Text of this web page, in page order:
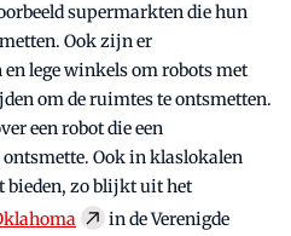
supermarkten die hun
Ook zijn er
lege winkels om robots met
om de ruimtes te ontsmetten.
een robot die een
Ook in klaslokalen
bieden, zo blijkt uit het
in de Verenigde